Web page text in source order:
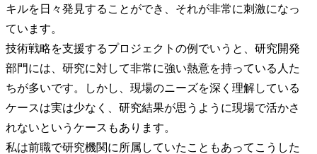
キルを日々発見することができ、それが非常に刺激になっ
ています。
技術戦略を支援するプロジェクトの例でいうと、研究開発
部門には、研究に対して非常に強い熱意を持っている人た
ちが多いです。しかし、現場のニーズを深く理解している
ケースは実は少なく、研究結果が思うように現場で活かさ
れないというケースもあります。
私は前職で研究機関に所属していたこともあってこうした